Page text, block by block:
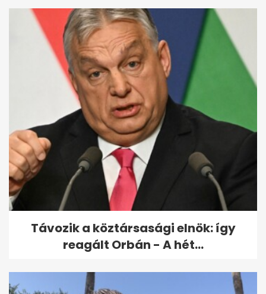
Távozik a köztársasági elnök: így
reagált Orbán - A hét...